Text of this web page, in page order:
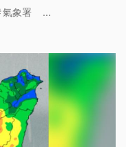
過不確定性仍高。
氣象署 ...